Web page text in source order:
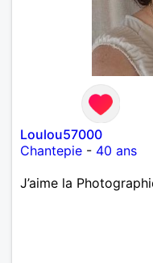
Loulou57000
Chantepie - 40 ans
J’aime la